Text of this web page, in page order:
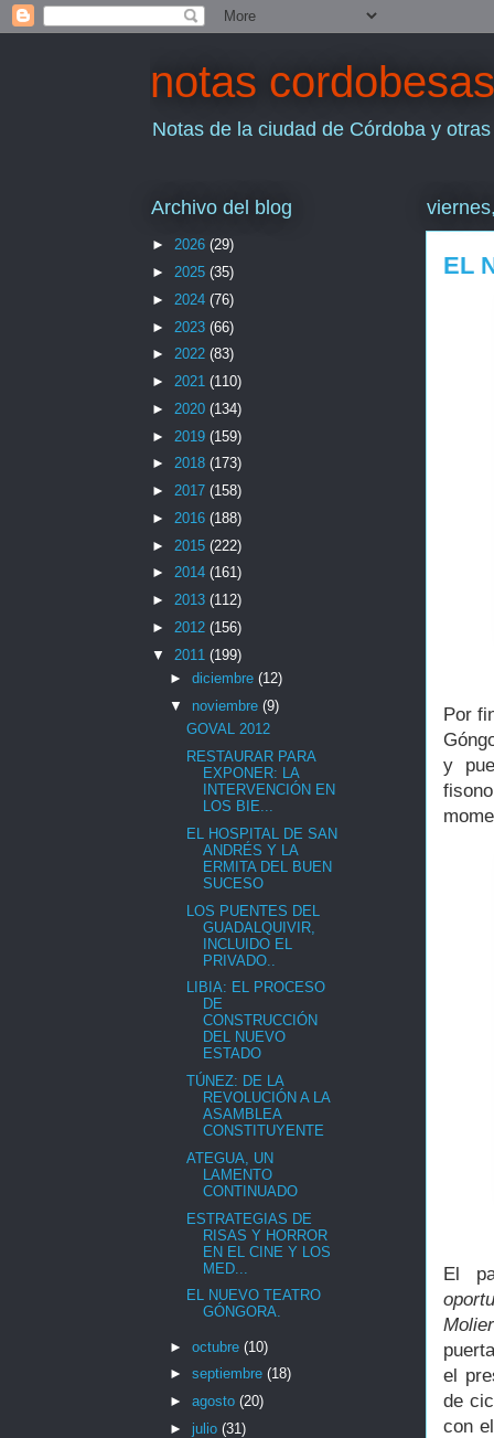
notas cordobesas
Notas de la ciudad de Córdoba y
EL
Por
y
El
el
de
con
Archivo del blog
► 2026 (29)
► 2025 (35)
► 2024 (76)
► 2023 (66)
► 2022 (83)
► 2021 (110)
► 2020 (134)
► 2019 (159)
► 2018 (173)
► 2017 (158)
► 2016 (188)
► 2015 (222)
► 2014 (161)
► 2013 (112)
► 2012 (156)
▼ 2011 (199)
► diciembre (12)
▼ noviembre (9)
GOVAL 2012
RESTAURAR PARA
EXPONER: LA
INTERVENCIÓN EN
LOS BIE...
EL HOSPITAL DE SAN
ANDRÉS Y LA
ERMITA DEL BUEN
SUCESO
LOS PUENTES DEL
GUADALQUIVIR,
INCLUIDO EL
PRIVADO..
LIBIA: EL PROCESO
DE
CONSTRUCCIÓN
DEL NUEVO
ESTADO
TÚNEZ: DE LA
REVOLUCIÓN A LA
ASAMBLEA
CONSTITUYENTE
ATEGUA, UN
LAMENTO
CONTINUADO
ESTRATEGIAS DE
RISAS Y HORROR
EN EL CINE Y LOS
MED...
EL NUEVO TEATRO
GÓNGORA.
► octubre (10)
► septiembre (18)
► agosto (20)
► julio (31)